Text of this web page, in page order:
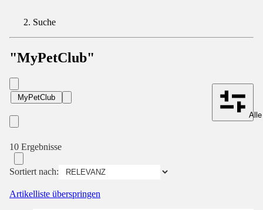
Suche
"MyPetClub"
MyPetClub
10 Ergebnisse
Sortiert nach:
Artikelliste überspringen